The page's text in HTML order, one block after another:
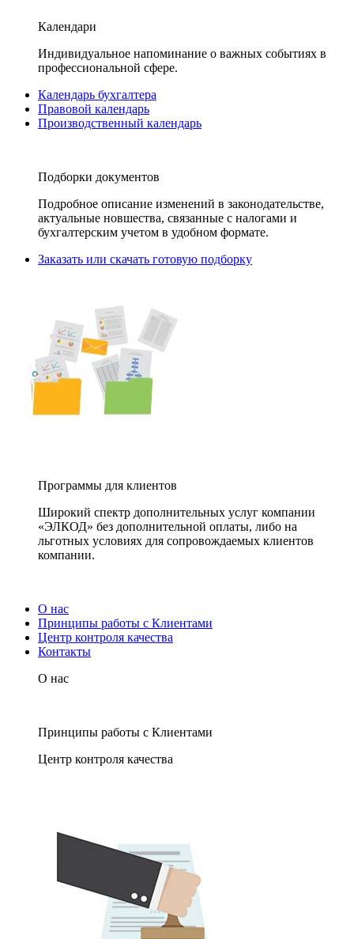
Календари
Индивидуальное напоминание о важных событиях в
профессиональной сфере.
Календарь бухгалтера
Правовой календарь
Производственный календарь
Подборки документов
Подробное описание изменений в законодательстве,
актуальные новшества, связанные с налогами и
бухгалтерским учетом в удобном формате.
Заказать или скачать готовую подборку
Программы для клиентов
Широкий спектр дополнительных услуг компании
«ЭЛКОД» без дополнительной оплаты, либо на
льготных условиях для сопровождаемых клиентов
компании.
О нас
Принципы работы с Клиентами
Центр контроля качества
Контакты
О нас
Принципы работы с Клиентами
Центр контроля качества